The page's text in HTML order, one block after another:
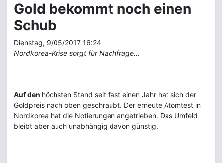
Gold bekommt noch einen
Schub
Dienstag, 9/05/2017 16:24
Nordkorea-Krise sorgt für Nachfrage...
Auf den höchsten Stand seit fast einen Jahr hat sich der
Goldpreis nach oben geschraubt. Der erneute Atomtest in
Nordkorea hat die Notierungen angetrieben. Das Umfeld
bleibt aber auch unabhängig davon günstig.